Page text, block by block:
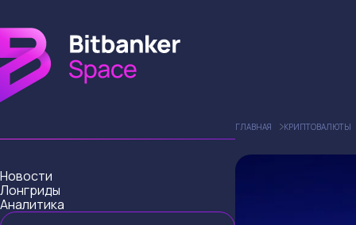
Новости
Лонгриды
Аналитика
ГЛАВНАЯ КРИПТОВАЛЮТЫ